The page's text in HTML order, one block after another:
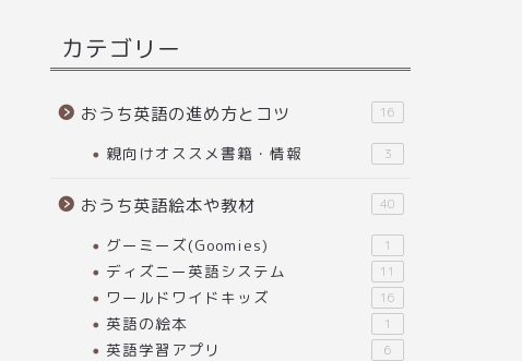
カテゴリー
おうち英語の進め方とコツ 16
親向けオススメ書籍・情報 3
おうち英語絵本や教材 40
グーミーズ(Goomies) 1
ディズニー英語システム 11
ワールドワイドキッズ 16
英語の絵本 1
英語学習アプリ 6